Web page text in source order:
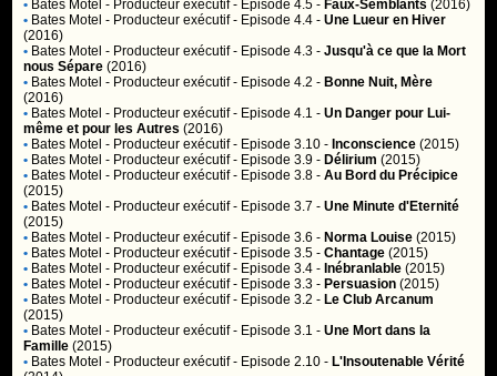
• Bates Motel - Producteur exécutif - Episode 4.5 - Faux-Semblants (2016)
• Bates Motel - Producteur exécutif - Episode 4.4 -Une Lueur en Hiver
(2016)
• Bates Motel - Producteur exécutif - Episode 4.3 -Jusqu'à ce que la Mort
nous Sépare (2016)
• Bates Motel - Producteur exécutif - Episode 4.2 - Bonne Nuit, Mère
(2016)
• Bates Motel - Producteur exécutif - Episode 4.1 -Un Danger pour Lui-
même et pour les Autres (2016)
• Bates Motel - Producteur exécutif - Episode 3.10 - Inconscience (2015)
• Bates Motel - Producteur exécutif - Episode 3.9 - Délirium (2015)
• Bates Motel - Producteur exécutif - Episode 3.8 -Au Bord du Précipice
(2015)
• Bates Motel - Producteur exécutif - Episode 3.7 -Une Minute d'Eternité
(2015)
• Bates Motel - Producteur exécutif - Episode 3.6 - Norma Louise (2015)
• Bates Motel - Producteur exécutif - Episode 3.5 -Chantage (2015)
• Bates Motel - Producteur exécutif - Episode 3.4 - Inébranlable (2015)
• Bates Motel - Producteur exécutif - Episode 3.3 - Persuasion (2015)
• Bates Motel - Producteur exécutif - Episode 3.2 - Le Club Arcanum
(2015)
• Bates Motel - Producteur exécutif - Episode 3.1 -Une Mort dans la
Famille (2015)
• Bates Motel - Producteur exécutif - Episode 2.10 - L'Insoutenable Vérité